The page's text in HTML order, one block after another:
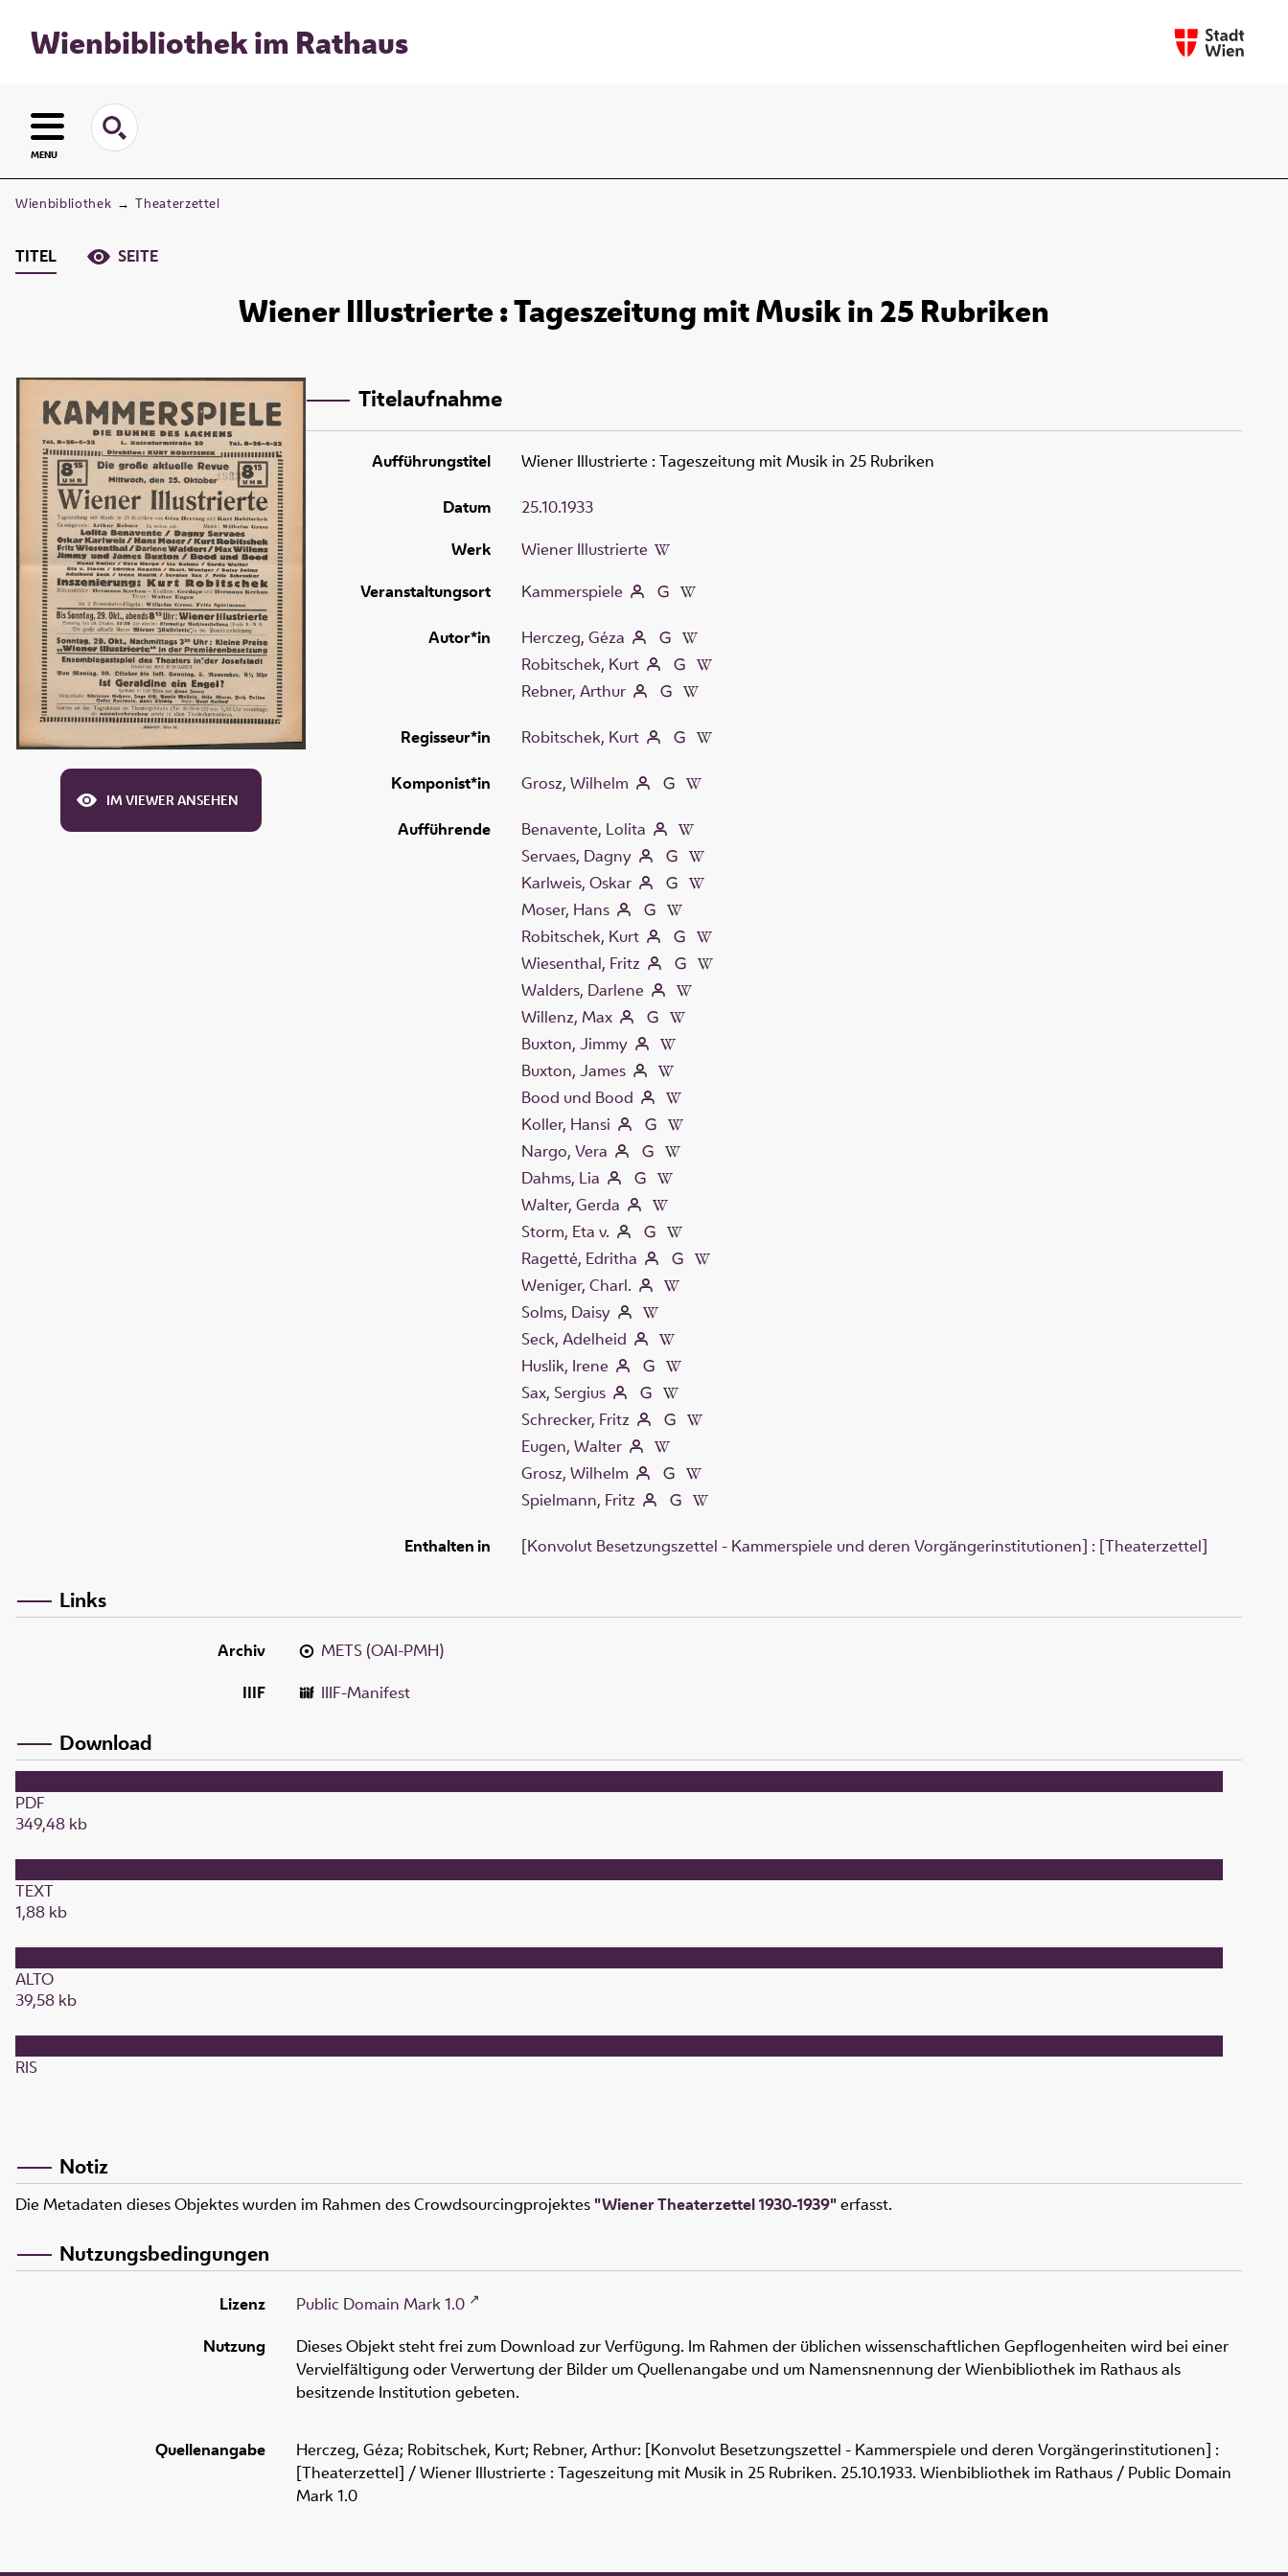
Wienbibliothek im Rathaus
MENU
Wienbibliothek → Theaterzettel
TITEL SEITE
Wiener Illustrierte : Tageszeitung mit Musik in 25 Rubriken
IM VIEWER ANSEHEN
Titelaufnahme
Enthalten in [Konvolut Besetzungszettel - Kammerspiele und deren Vorgängerinstitutionen] : [Theaterzettel]
Aufführungstitel Wiener Illustrierte : Tageszeitung mit Musik in 25 Rubriken
Autor*in
Herczeg, Géza
Robitschek, Kurt
Rebner, Arthur
Regisseur*in Robitschek, Kurt
Komponist*in Grosz, Wilhelm
Veranstaltungsort Kammerspiele
Aufführende
Benavente, Lolita
Servaes, Dagny
Karlweis, Oskar
Moser, Hans
Robitschek, Kurt
Wiesenthal, Fritz
Walders, Darlene
Willenz, Max
Buxton, Jimmy
Buxton, James
Bood und Bood
Koller, Hansi
Nargo, Vera
Dahms, Lia
Walter, Gerda
Storm, Eta v.
Ragetté, Edritha
Weniger, Charl.
Solms, Daisy
Seck, Adelheid
Huslik, Irene
Sax, Sergius
Schrecker, Fritz
Eugen, Walter
Grosz, Wilhelm
Spielmann, Fritz
Datum
25.10.1933
Werk
Wiener Illustrierte
Links
Archiv
METS (OAI-PMH)
IIIF
IIIF-Manifest
Download
PDF
349,48 kb
TEXT
1,88 kb
ALTO
39,58 kb
RIS
Notiz
Die Metadaten dieses Objektes wurden im Rahmen des Crowdsourcingprojektes "Wiener Theaterzettel 1930-1939"erfasst.
Nutzungsbedingungen
Lizenz
Public Domain Mark 1.0
Nutzung
Dieses Objekt steht frei zum Download zur Verfügung. Im Rahmen der üblichen wissenschaftlichen Gepflogenheiten wird bei einer
Vervielfältigung oder Verwertung der Bilder um Quellenangabe und um Namensnennung der Wienbibliothek im Rathaus als
besitzende Institution gebeten.
Quellenangabe
Herczeg, Géza; Robitschek, Kurt; Rebner, Arthur: [Konvolut Besetzungszettel - Kammerspiele und deren Vorgängerinstitutionen] :
[Theaterzettel] / Wiener Illustrierte : Tageszeitung mit Musik in 25 Rubriken. 25.10.1933. Wienbibliothek im Rathaus / Public Domain
Mark 1.0